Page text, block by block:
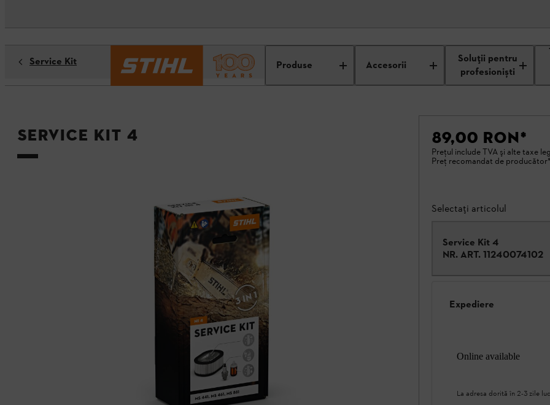
Produse Accesorii
Soluții pentru
profesioniști
Service Kit
Service Kit 4 89,00 RON*
Preţul include TVA şi alte taxe
Preţ recomandat de producător*
Selectați articolul
Service Kit 4
NR. ART. 11240074102
Expediere
Online available
La adresa dorită în 2-3 zile